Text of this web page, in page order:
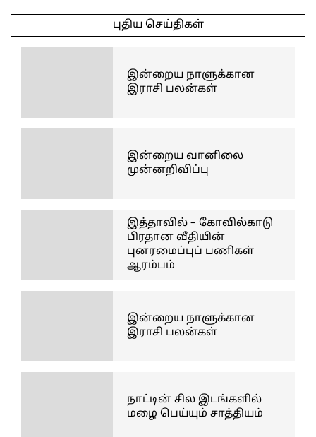
03-
புதிய செய்திகள்
இன்றைய நாளுக்கான
இராசி பலன்கள்
இன்றைய வானிலை
முன்னறிவிப்பு
இத்தாவில் – கோவில்காடு
பிரதான வீதியின்
புனரமைப்புப் பணிகள்
ஆரம்பம்
இன்றைய நாளுக்கான
இராசி பலன்கள்
நாட்டின் சில இடங்களில்
மழை பெய்யும் சாத்தியம்